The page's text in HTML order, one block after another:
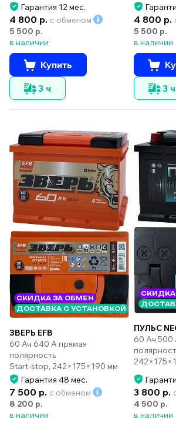
Гарантия 12 мес.
4 800 р. с обменом
5 500 р.
в наличии
Купить
3 ч
4 800 р.
5 500 р.
в наличии
3 ч
СКИДКА ЗА ОБМЕН
ДОСТАВКА С УСТАНОВКОЙ
ЗВЕРЬ EFB
60 Ач 640 А прямая
полярность
Start-stop, 242×175×190 мм
Гарантия 48 мес.
7 500 р. с обменом
8 200 р.
в наличии
СКИДКА
ПУЛЬС
60 Ач 500
3 800 р.
4 500 р.
в наличии